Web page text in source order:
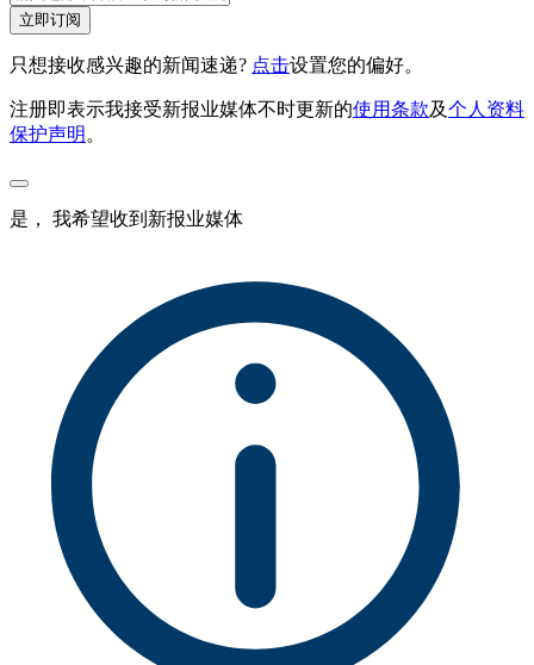
立即订阅
只想接收感兴趣的新闻速递? 点击设置您的偏好。
注册即表示我接受新报业媒体不时更新的使用条款及个人资料
保护声明 。
是， 我希望收到新报业媒体